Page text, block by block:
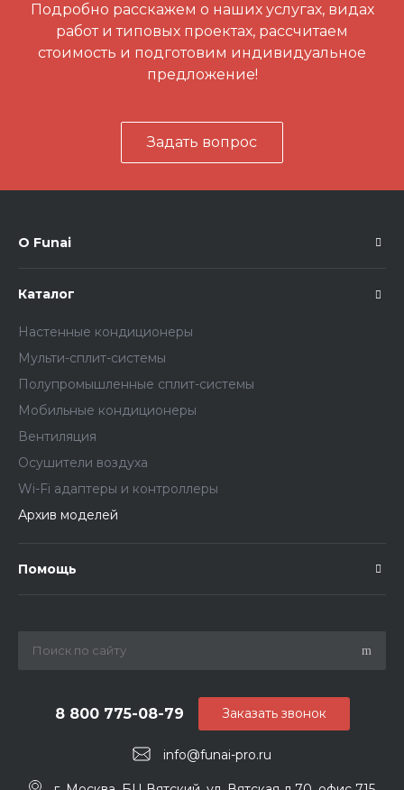
Подробно расскажем о наших услугах, видах
работ и типовых проектах, рассчитаем
стоимость и подготовим индивидуальное
предложение!
Задать вопрос
О Funai
Каталог
Настенные кондиционеры
Мульти-сплит-системы
Полупромышленные сплит-системы
Мобильные кондиционеры
Вентиляция
Осушители воздуха
Wi-Fi адаптеры и контроллеры
Архив моделей
Помощь
info@funai-pro.ru
8 800 775-08-79 Заказать звонок